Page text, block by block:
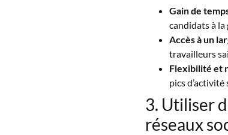
Gain de
candidats à
Accès à un
travailleurs
Flexibilité et
pics
3. Utiliser
réseaux